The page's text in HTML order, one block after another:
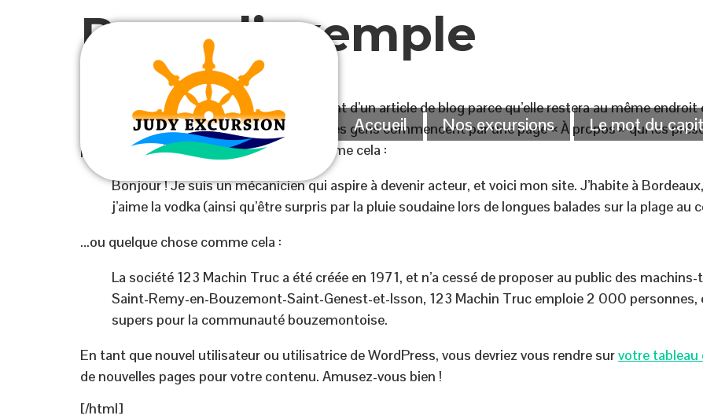
Accueil Nos excursions Le mot du
Page d’exemple
Ceci est une page d’exemple. C’est différent d’un article de blog parce qu’elle restera au même
(dans la plupart des thèmes). La plupart des gens commencent par une page « À propos » qui les
pourrait ressembler à quelque chose comme cela :
Bonjour ! Je suis un mécanicien qui aspire à devenir acteur, et voici mon site. J’habite à
j’aime la vodka (ainsi qu’être surpris par la pluie soudaine lors de longues balades sur la plage au
…ou quelque chose comme cela :
La société 123 Machin Truc a été créée en 1971, et n’a cessé de proposer au public des
Saint-Remy-en-Bouzemont-Saint-Genest-et-Isson, 123 Machin Truc emploie 2 000
supers pour la communauté bouzemontoise.
En tant que nouvel utilisateur ou utilisatrice de WordPress, vous devriez vous rendre survotre tableau
de nouvelles pages pour votre contenu. Amusez-vous bien !
[/html]